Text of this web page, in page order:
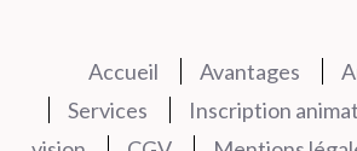
Accueil Avantages
Services
Inscription